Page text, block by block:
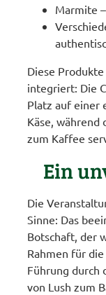
Marmite
Diese
integriert: Die
Platz auf einer
Käse, während
zum Kaffee
Ein
Die
Sinne: Das
Botschaft, der
Rahmen für
Führung durch
von Lush zum